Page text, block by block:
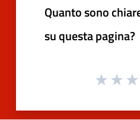
Quanto sono
su questa pagina?